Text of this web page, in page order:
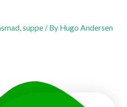
, suppe/ By Hugo Andersen